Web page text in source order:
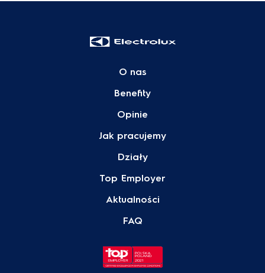
O nas
Benefity
Opinie
Jak pracujemy
Działy
Top Employer
Aktualności
FAQ